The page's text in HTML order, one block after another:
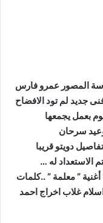
المصور عمرو فارس
جديد لم تود الافضاح
بعمل يجمعها
سرحان
دويتو قريبا
الاستعداد له …
” معلمة ” ..كلمات
غلاب اخراج احمد